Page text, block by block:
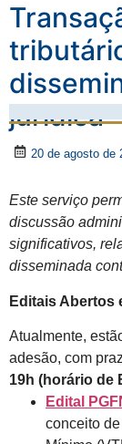
jurídica
20 de agosto de
Este serviço
discussão
significativos,
disseminada
Editais Abertos
Atualmente,
adesão, com
19h (horário de
Edital
conceito de